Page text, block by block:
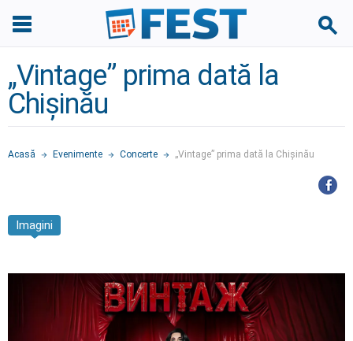
„Vintage” prima dată la
Chișinău
Acasă Evenimente Concerte „Vintage” prima dată la Chișinău
Imagini